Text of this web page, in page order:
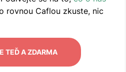
rovnou Caflou zkuste, nic
TEĎ A ZDARMA